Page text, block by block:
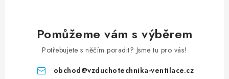
Pomůžeme vám s výběrem
Potřebujete s něčím poradit? Jsme tu pro vás!
obchod@vzduchotechnika-ventilace.cz